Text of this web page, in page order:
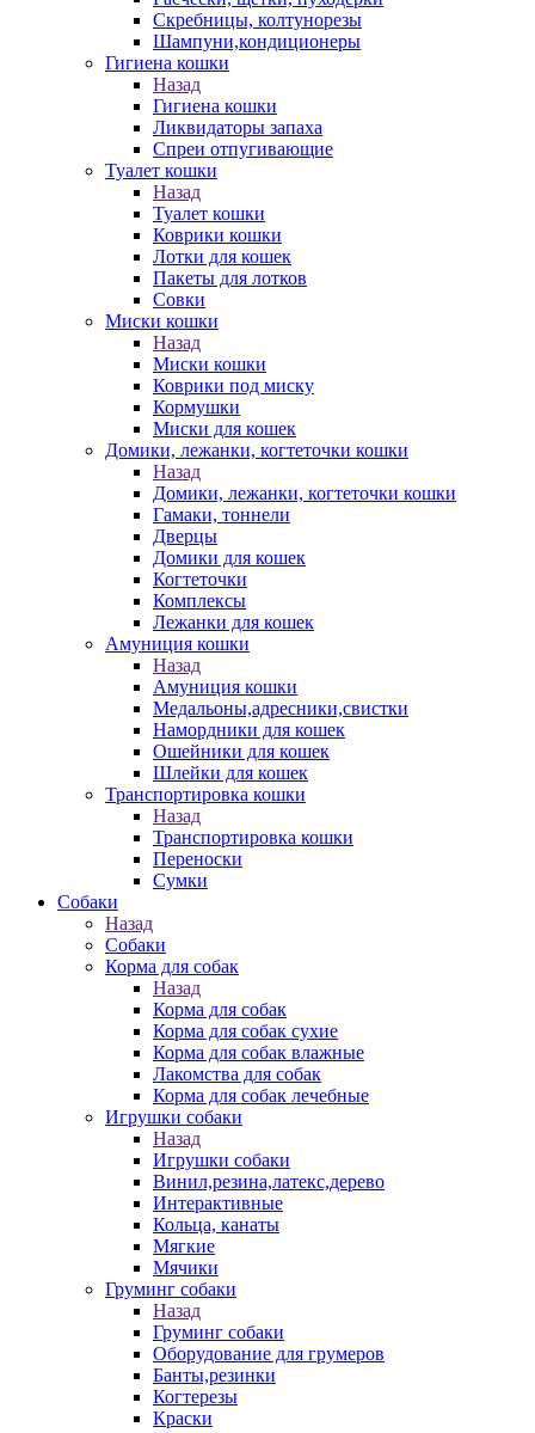
Скребницы, колтунорезы
Шампуни,кондиционеры
Гигиена кошки
Назад
Гигиена кошки
Ликвидаторы запаха
Спреи отпугивающие
Туалет кошки
Назад
Туалет кошки
Коврики кошки
Лотки для кошек
Пакеты для лотков
Совки
Миски кошки
Назад
Миски кошки
Коврики под миску
Кормушки
Миски для кошек
Домики, лежанки, когтеточки кошки
Назад
Домики, лежанки, когтеточки кошки
Гамаки, тоннели
Дверцы
Домики для кошек
Когтеточки
Комплексы
Лежанки для кошек
Амуниция кошки
Назад
Амуниция кошки
Медальоны,адресники,свистки
Намордники для кошек
Ошейники для кошек
Шлейки для кошек
Транспортировка кошки
Назад
Транспортировка кошки
Переноски
Сумки
Собаки
Назад
Собаки
Корма для собак
Назад
Корма для собак
Корма для собак сухие
Корма для собак влажные
Лакомства для собак
Корма для собак лечебные
Игрушки собаки
Назад
Игрушки собаки
Винил,резина,латекс,дерево
Интерактивные
Кольца, канаты
Мягкие
Мячики
Груминг собаки
Назад
Груминг собаки
Оборудование для грумеров
Банты,резинки
Когтерезы
Краски